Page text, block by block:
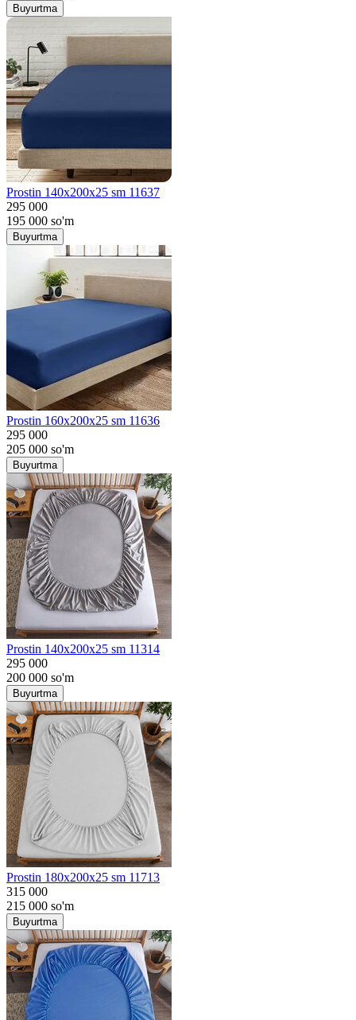
Buyurtma
Prostin 140x200x25 sm 11637
295 000
195 000 so'm
Buyurtma
Prostin 160x200x25 sm 11636
295 000
205 000 so'm
Buyurtma
Prostin 140x200x25 sm 11314
295 000
200 000 so'm
Buyurtma
Prostin 180x200x25 sm 11713
315 000
215 000 so'm
Buyurtma